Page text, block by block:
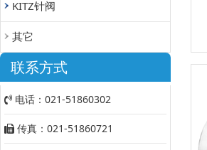
KITZ针阀
其它
联系方式
电话：021-51860302
传真：021-51860721